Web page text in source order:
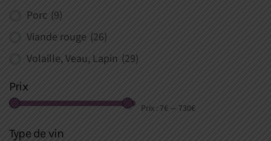
Porc (9)
Viande rouge (26)
Volaille, Veau, Lapin (29)
Prix
Prix :7€ — 730€
Type de vin